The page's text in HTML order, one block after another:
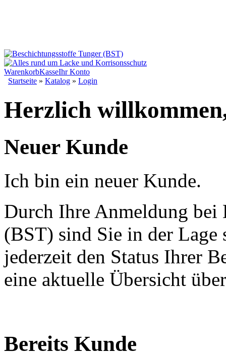
WarenkorbKasseIhr Konto
Startseite » Katalog » Login
Herzlich
Neuer Kunde
Ich bin ein neuer Kunde.
Durch Ihre Anmeldung bei
(BST) sind Sie in der Lage
jederzeit den Status Ihrer
eine aktuelle Übersicht
Bereits Kunde